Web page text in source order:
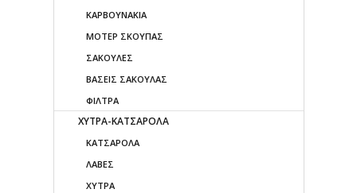
ΚΑΡΒΟΥΝΑΚΙΑ
ΜΟΤΕΡ ΣΚΟΥΠΑΣ
ΣΑΚΟΥΛΕΣ
ΒΑΣΕΙΣ ΣΑΚΟΥΛΑΣ
ΦΙΛΤΡΑ
ΧΥΤΡΑ-ΚΑΤΣΑΡΟΛΑ
ΚΑΤΣΑΡΟΛΑ
ΛΑΒΕΣ
ΧΥΤΡΑ